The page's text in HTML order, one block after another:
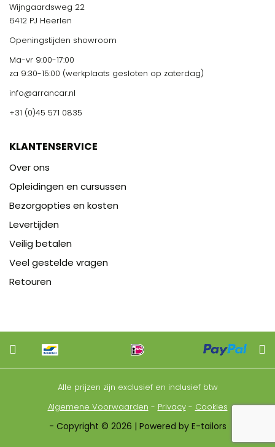
Wijngaardsweg 22
6412 PJ Heerlen
Openingstijden showroom
Ma-vr 9:00-17:00
za 9:30-15:00 (werkplaats gesloten op zaterdag)
info@arrancar.nl
+31 (0)45 571 0835
KLANTENSERVICE
Over ons
Opleidingen en cursussen
Bezorgopties en kosten
Levertijden
Veilig betalen
Veel gestelde vragen
Retouren
Alle prijzen zijn exclusief en inclusief btw
Algemene Voorwaarden - Privacy- Cookies
- Copyright © 2026 | Powered by E-tailors